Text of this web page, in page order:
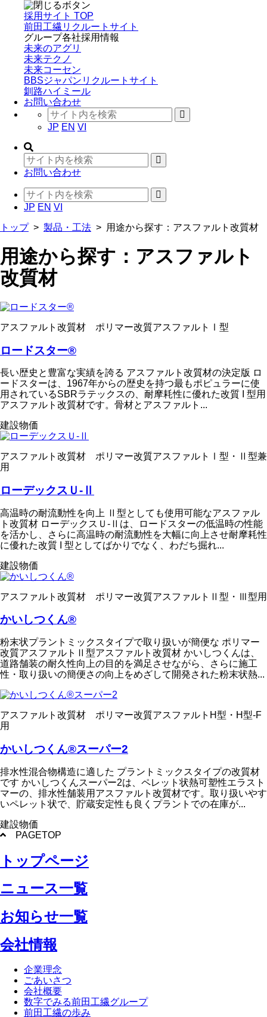
採用サイト TOP
前田工繊リクルートサイト
グループ各社採用情報
未来のアグリ
未来テクノ
未来コーセン
BBSジャパンリクルートサイト
釧路ハイミール
お問い合わせ
JP EN VI
お問い合わせ
JP EN VI
トップ> 製品・工法 > 用途から探す：アスファルト改質材
用途から探す：アスファルト
改質材
アスファルト改質材 ポリマー改質アスファルトⅠ型
ロードスター®
長い歴史と豊富な実績を誇る アスファルト改質材の決定版 ロ
ードスターは、1967年からの歴史を持つ最もポピュラーに使
用されているSBRラテックスの、耐摩耗性に優れた改質 I 型用
アスファルト改質材です。骨材とアスファルト...
建設物価
アスファルト改質材 ポリマー改質アスファルトⅠ型・Ⅱ型兼
用
ローデックスＵ-Ⅱ
高温時の耐流動性を向上 Ⅱ型としても使用可能なアスファル
ト改質材 ローデックスＵ-Ⅱは、ロードスターの低温時の性能
を活かし、さらに高温時の耐流動性を大幅に向上させ耐摩耗性
に優れた改質 I 型としてばかりでなく、わだち掘れ...
建設物価
アスファルト改質材 ポリマー改質アスファルトⅡ型・Ⅲ型用
かいしつくん®
粉末状プラントミックスタイプで取り扱いが簡便な ポリマー
改質アスファルトⅡ型アスファルト改質材 かいしつくんは、
道路舗装の耐久性向上の目的を満足させながら、さらに施工
性・取り扱いの簡便さの向上をめざして開発された粉末状熱...
アスファルト改質材 ポリマー改質アスファルトH型・H型-F
用
かいしつくん®スーパー2
排水性混合物構造に適した プラントミックスタイプの改質材
です かいしつくんスーパー2は、ペレット状熱可塑性エラスト
マーの、排水性舗装用アスファルト改質材です。取り扱いやす
いペレット状で、貯蔵安定性も良くプラントでの在庫が...
建設物価
PAGETOP
トップページ
ニュース一覧
お知らせ一覧
会社情報
企業理念
ごあいさつ
会社概要
数字でみる前田工繊グループ
前田工繊の歩み